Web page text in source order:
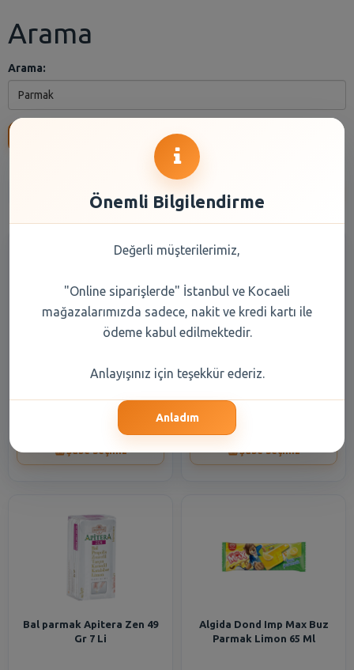
Arama
Arama:
Kuru Gıda Reyon Seçiniz
Patates 1000 gr
183,05 TL
Köfte 260 gr
92,05 TL
Bal parmak Apitera Zen 49
Gr 7 Li
Algida Dond Imp Max Buz
Parmak Limon 65 Ml
Önemli Bilgilendirme
Değerli müşterilerimiz,
"Online siparişlerde" İstanbul ve Kocaeli
mağazalarımızda sadece, nakit ve kredi kartı ile
ödeme kabul edilmektedir.
Anlayışınız için teşekkür ederiz.
Anladım